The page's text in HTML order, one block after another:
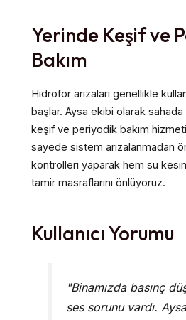
Yerinde Keşif ve
Bakım
Hidrofor arızaları genellikle
başlar. Aysa ekibi olarak
keşif ve periyodik bakım
sayede sistem arızalanmadan
kontrolleri yaparak hem su
tamir masraflarını önlüyoruz.
Kullanıcı Yorumu
"Binamızda basınç
ses sorunu vardı.